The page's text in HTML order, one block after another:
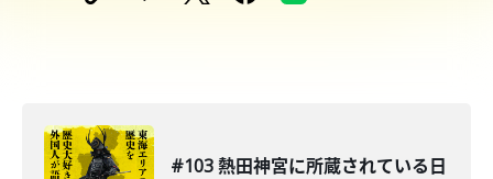
#103 熱田神宮に所蔵されている日